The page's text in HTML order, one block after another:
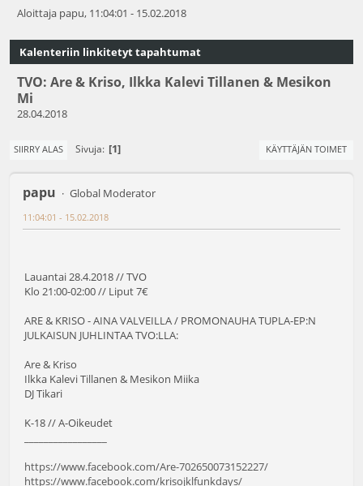
Aloittaja papu, 11:04:01 - 15.02.2018
Kalenteriin linkitetyt tapahtumat
TVO: Are & Kriso, Ilkka Kalevi Tillanen & Mesikon
Mi
28.04.2018
SIIRRY ALAS Sivuja 1 KÄYTTÄJÄN TOIMET
papu Global Moderator
11:04:01 - 15.02.2018
Lauantai 28.4.2018 // TVO
Klo 21:00-02:00 // Liput 7€
ARE & KRISO - AINA VALVEILLA / PROMONAUHA TUPLA-EP:N
JULKAISUN JUHLINTAA TVO:LLA:
Are & Kriso
Ilkka Kalevi Tillanen & Mesikon Miika
DJ Tikari
K-18 // A-Oikeudet
https://www.facebook.com/Are-702650073152227/
https://www.facebook.com/krisojklfunkdays/